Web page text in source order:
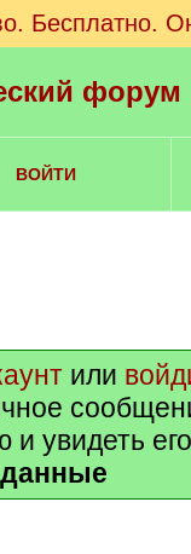
Бесплатно.
ВОЙТИ
или
и увидеть